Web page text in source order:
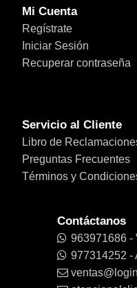
Mi Cuenta
Regístrate
Iniciar Sesión
Recuperar contraseña
Servicio al Cliente
Libro de
Preguntas Frecuentes
Términos y
Contáctanos
963971686 -
977314252 -